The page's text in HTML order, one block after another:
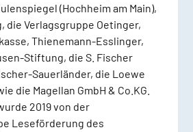
(Hochheim am Main),
die Verlagsgruppe Oetinger,
Thienemann-Esslinger,
Stiftung, die S. Fischer
Sauerländer, die Loewe
die Magellan GmbH & Co.KG.
2019 von der
Leseförderung des